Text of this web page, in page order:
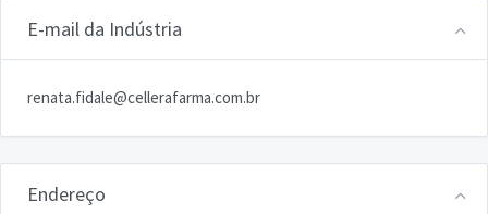
E-mail da Indústria
renata.fidale@cellerafarma.com.br
Endereço